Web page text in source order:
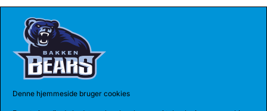
Denne hjemmeside bruger cookies
Billede: Basketball Champions League